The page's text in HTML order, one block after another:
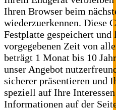
Ihren Browser beim
wiederzuerkennen. Diese
Festplatte gespeichert und
vorgegebenen Zeit von
beträgt 1 Monat bis 10
unser Angebot
sicherer präsentieren und
speziell auf Ihre
Informationen auf der